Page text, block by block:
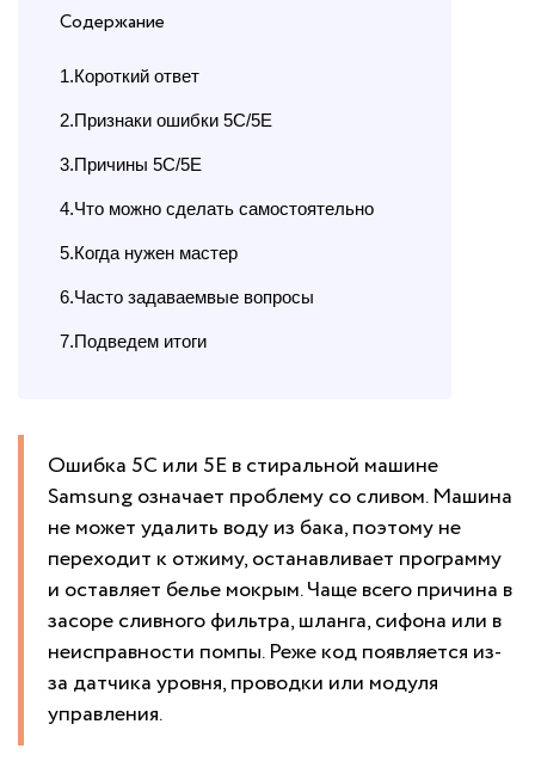
Содержание
1.Короткий ответ
2.Признаки ошибки 5C/5E
3.Причины 5C/5E
4.Что можно сделать самостоятельно
5.Когда нужен мастер
6.Часто задаваемвые вопросы
7.Подведем итоги
Ошибка 5C или 5E в стиральной машине
Samsung означает проблему со сливом. Машина
не может удалить воду из бака, поэтому не
переходит к отжиму, останавливает программу
и оставляет белье мокрым. Чаще всего причина в
засоре сливного фильтра, шланга, сифона или в
неисправности помпы. Реже код появляется из-
за датчика уровня, проводки или модуля
управления.